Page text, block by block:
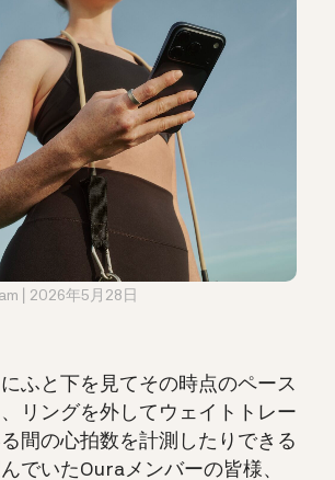
2026年5月28日
ふと下を見てその時点のペース
リングを外してウェイトトレー
間の心拍数を計測したりできる
でいたOuraメンバーの皆様、